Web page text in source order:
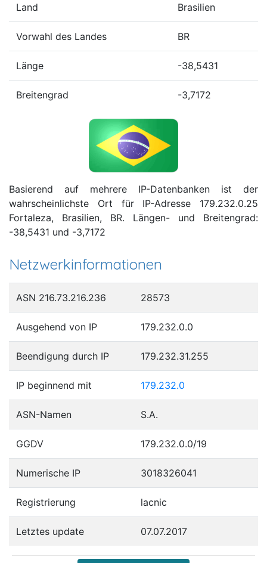
Land Brasilien
Vorwahl des Landes BR
Länge -38,5431
Breitengrad -3,7172
Basierend auf mehrere IP-Datenbanken ist der
wahrscheinlichste Ort für IP-Adresse 179.232.0.25
Fortaleza, Brasilien, BR. Längen- und Breitengrad:
-38,5431 und -3,7172
Netzwerkinformationen
ASN 216.73.216.236 28573
Ausgehend von IP 179.232.0.0
Beendigung durch IP 179.232.31.255
IP beginnend mit 179.232.0
ASN-Namen S.A.
GGDV 179.232.0.0/19
Numerische IP 3018326041
Registrierung lacnic
Letztes update 07.07.2017